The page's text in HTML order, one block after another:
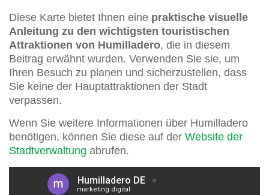
Diese Karte bietet Ihnen eine praktische visuelle
Anleitung zu den wichtigsten touristischen
Attraktionen von Humilladero, die in diesem
Beitrag erwähnt wurden. Verwenden Sie sie, um
Ihren Besuch zu planen und sicherzustellen, dass
Sie keine der Hauptattraktionen der Stadt
verpassen.
Wenn Sie weitere Informationen über Humilladero
benötigen, können Sie diese auf der Website der
Stadtverwaltung abrufen.